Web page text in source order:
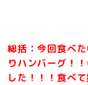
総括：今回食べ
りハンバーグ！
した！！！食べ